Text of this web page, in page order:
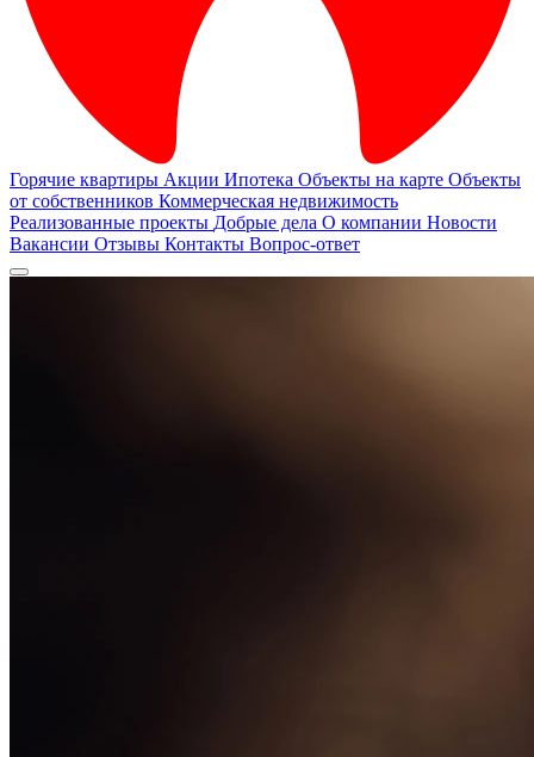
Горячие квартиры Акции Ипотека Объекты на карте Объекты
от собственников Коммерческая недвижимость
Реализованные проекты Добрые дела О компании Новости
Вакансии Отзывы Контакты Вопрос-ответ